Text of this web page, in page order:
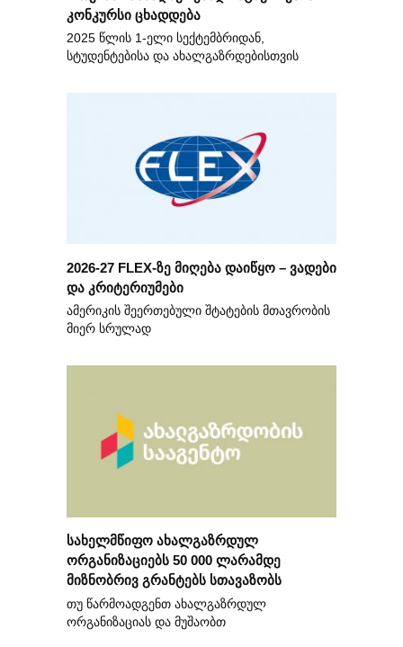
კონკურსი ცხადდება
2025 წლის 1-ელი სექტემბრიდან,
სტუდენტებისა და ახალგაზრდებისთვის
2026-27 FLEX-ზე მიღება დაიწყო – ვადები
და კრიტერიუმები
ამერიკის შეერთებული შტატების მთავრობის
მიერ სრულად
სახელმწიფო ახალგაზრდულ
ორგანიზაციებს 50 000 ლარამდე
მიზნობრივ გრანტებს სთავაზობს
თუ წარმოადგენთ ახალგაზრდულ
ორგანიზაციას და მუშაობთ